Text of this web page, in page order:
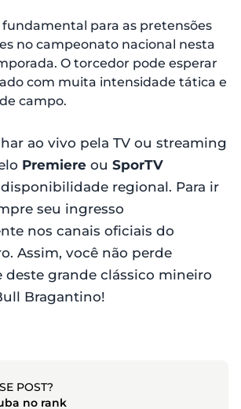
fundamental para as pretensões
no campeonato nacional nesta
O torcedor pode esperar
com muita intensidade tática e
campo.
ao vivo pela TV ou streaming
Premiere ou SporTV
regional. Para ir
seu ingresso
nos canais oficiais do
Assim, você não perde
deste grande clássico mineiro
Bragantino!
POST?
no rank